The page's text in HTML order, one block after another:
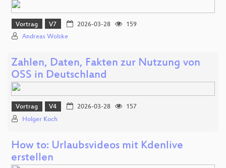
Vortrag V7 2026-03-28
159
Andreas Wolske
Zahlen, Daten, Fakten zur Nutzung von
OSS in Deutschland
Vortrag V4 2026-03-28
157
Holger Koch
How to: Urlaubsvideos mit Kdenlive
erstellen